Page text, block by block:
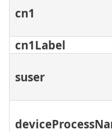
cn1
cn1Label
suser